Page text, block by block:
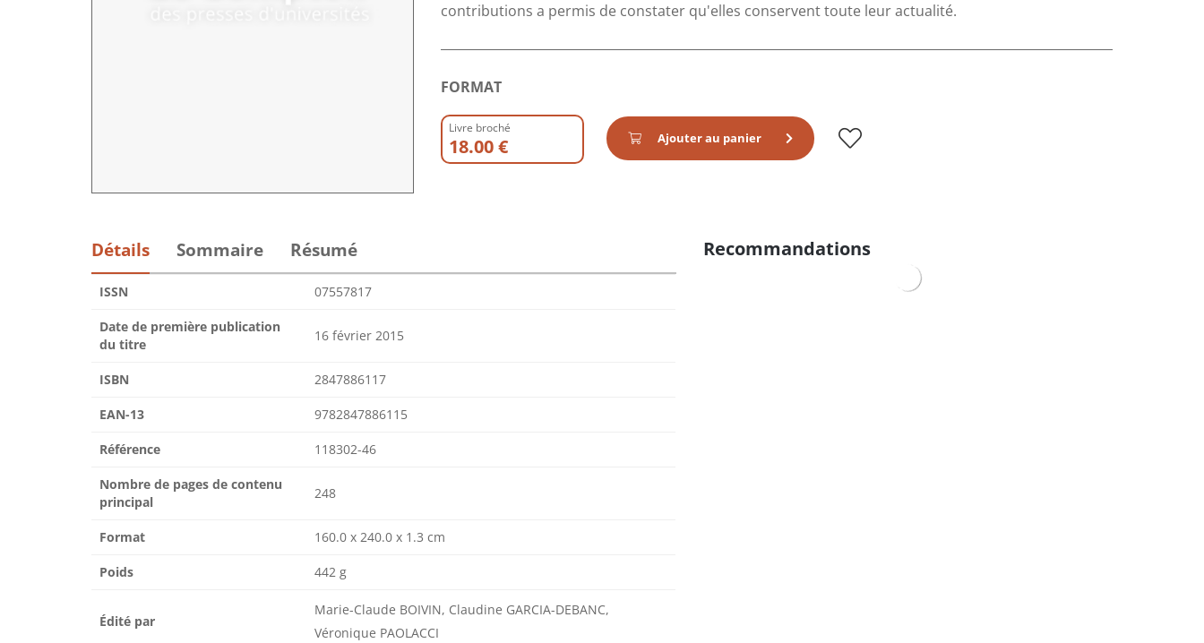
contributions a permis de constater qu'elles conservent toute leur actualité.
FORMAT
Livre broché
18.00 € Ajouter au panier
Détails Sommaire Résumé
ISSN 07557817
Date de première publication
du titre
16 février 2015
ISBN 2847886117
EAN-13 9782847886115
Référence 118302-46
Nombre de pages de contenu
principal
248
Format 160.0 x 240.0 x 1.3 cm
Poids 442 g
Édité par
Marie-Claude BOIVIN, Claudine GARCIA-DEBANC,
Véronique PAOLACCI
Recommandations